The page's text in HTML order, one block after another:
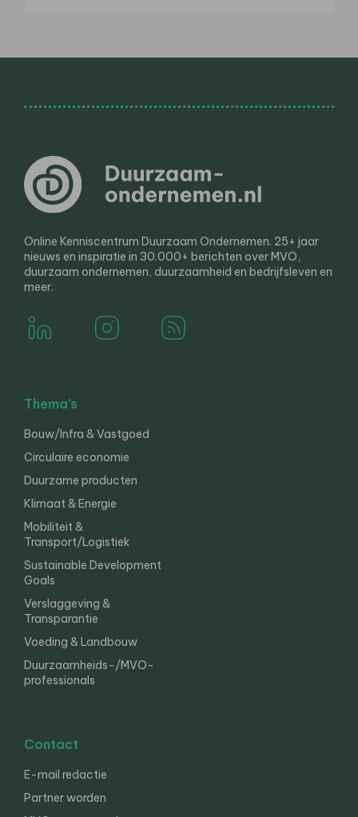
Online Kenniscentrum Duurzaam Ondernemen. 25+ jaar
nieuws en inspiratie in 30.000+ berichten over MVO,
duurzaam ondernemen, duurzaamheid en bedrijfsleven en
meer.
Thema’s
Bouw/Infra & Vastgoed
Circulaire economie
Duurzame producten
Klimaat & Energie
Mobiliteit &
Transport/Logistiek
Sustainable Development
Goals
Verslaggeving &
Transparantie
Voeding & Landbouw
Duurzaamheids-/MVO-
professionals
Contact
E-mail redactie
Partner worden